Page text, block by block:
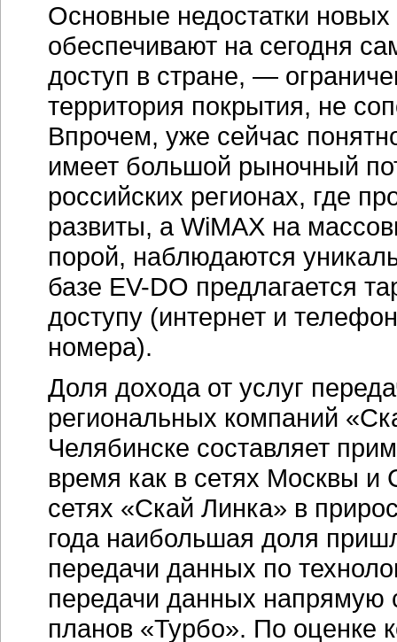
Основные недостатки
обеспечивают на сегодня
доступ в стране, —
территория покрытия, не
Впрочем, уже сейчас
имеет большой рыночный
российских регионах, где
развиты, а WiMAX на
порой, наблюдаются
базе EV-DO предлагается
доступу (интернет и
номера).
Доля дохода от услуг
региональных компаний
Челябинске составляет
время как в сетях Москвы
сетях «Скай Линка» в
года наибольшая доля
передачи данных по
передачи данных
планов «Турбо». По оценке